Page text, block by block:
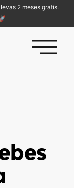
2 meses gratis.